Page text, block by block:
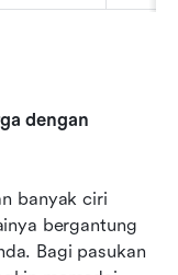
dengan
banyak ciri
bergantung
Bagi pasukan